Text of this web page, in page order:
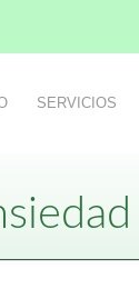
SERVICIOS